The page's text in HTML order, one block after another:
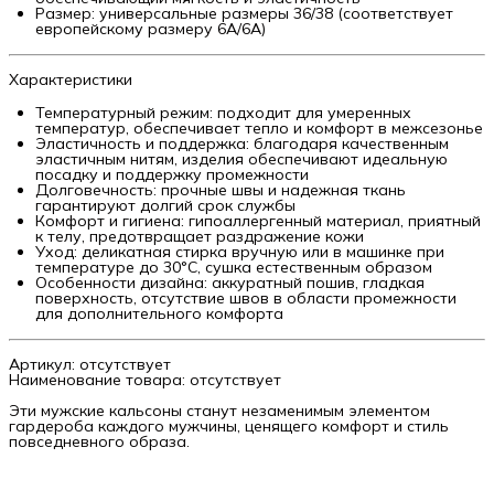
Размер: универсальные размеры 36/38 (соответствует
европейскому размеру 6А/6А)
Характеристики
Температурный режим: подходит для умеренных
температур, обеспечивает тепло и комфорт в межсезонье
Эластичность и поддержка: благодаря качественным
эластичным нитям, изделия обеспечивают идеальную
посадку и поддержку промежности
Долговечность: прочные швы и надежная ткань
гарантируют долгий срок службы
Комфорт и гигиена: гипоаллергенный материал, приятный
к телу, предотвращает раздражение кожи
Уход: деликатная стирка вручную или в машинке при
температуре до 30°C, сушка естественным образом
Особенности дизайна: аккуратный пошив, гладкая
поверхность, отсутствие швов в области промежности
для дополнительного комфорта
Артикул: отсутствует
Наименование товара: отсутствует
Эти мужские кальсоны станут незаменимым элементом
гардероба каждого мужчины, ценящего комфорт и стиль
повседневного образа.